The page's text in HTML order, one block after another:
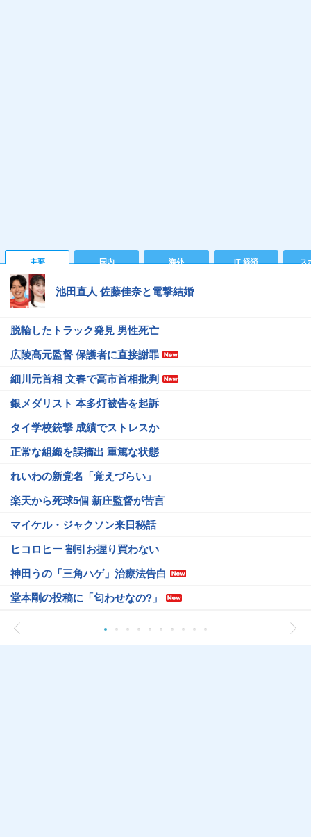
主要 国内 海外 IT 経済 ス
池田直人 佐藤佳奈と電撃結婚
脱輪したトラック発見 男性死亡
広陵高元監督 保護者に直接謝罪
細川元首相 文春で高市首相批判
銀メダリスト 本多灯被告を起訴
タイ学校銃撃 成績でストレスか
正常な組織を誤摘出 重篤な状態
れいわの新党名「覚えづらい」
楽天から死球5個 新庄監督が苦言
マイケル・ジャクソン来日秘話
ヒコロヒー 割引お握り買わない
神田うの「三角ハゲ」治療法告白
堂本剛の投稿に「匂わせなの?」